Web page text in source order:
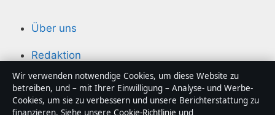
Über uns
Redaktion
Unsere Geschichte
Quellen & Standards
Wir verwenden notwendige Cookies, um diese Website zu
betreiben, und – mit Ihrer Einwilligung – Analyse- und Werbe-
Cookies, um sie zu verbessern und unsere Berichterstattung zu
finanzieren. Siehe unsere Cookie-Richtlinie und